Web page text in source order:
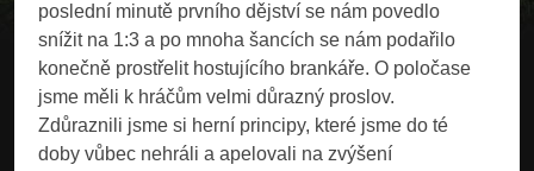
poslední minutě prvního dějství se nám povedlo
snížit na 1:3 a po mnoha šancích se nám podařilo
konečně prostřelit hostujícího brankáře. O poločase
jsme měli k hráčům velmi důrazný proslov.
Zdůraznili jsme si herní principy, které jsme do té
doby vůbec nehráli a apelovali na zvýšení